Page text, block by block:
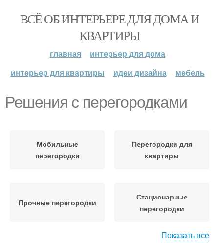
ВСЁ ОБ ИНТЕРЬЕРЕ ДЛЯ ДОМА И
КВАРТИРЫ
главная
интерьер для дома
интерьер для квартиры
идеи дизайна мебель
Решения с перегородками
Мобильные
перегородки
Перегородки для
квартиры
Прочные перегородки
Стационарные
перегородки
Показать все